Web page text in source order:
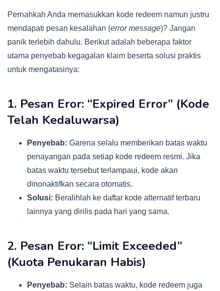
Pernahkah Anda memasukkan kode redeem namun justru
mendapati pesan kesalahan (error message)? Jangan
panik terlebih dahulu. Berikut adalah beberapa faktor
utama penyebab kegagalan klaim beserta solusi praktis
untuk mengatasinya:
1. Pesan Eror: “Expired Error” (Kode
Telah Kedaluwarsa)
Penyebab: Garena selalu memberikan batas waktu
penayangan pada setiap kode redeem resmi. Jika
batas waktu tersebut terlampaui, kode akan
dinonaktifkan secara otomatis.
Solusi: Beralihlah ke daftar kode alternatif terbaru
lainnya yang dirilis pada hari yang sama.
2. Pesan Eror: “Limit Exceeded”
(Kuota Penukaran Habis)
Penyebab: Selain batas waktu, kode redeem juga